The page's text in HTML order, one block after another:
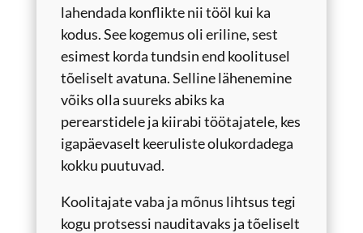
lahendada konflikte nii tööl kui ka
kodus. See kogemus oli eriline, sest
esimest korda tundsin end koolitusel
tõeliselt avatuna. Selline lähenemine
võiks olla suureks abiks ka
perearstidele ja kiirabi töötajatele, kes
igapäevaselt keeruliste olukordadega
kokku puutuvad.
Koolitajate vaba ja mõnus lihtsus tegi
kogu protsessi nauditavaks ja tõeliselt